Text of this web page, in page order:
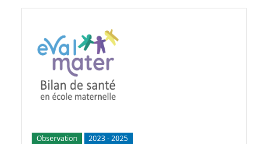
Observation 2023-2025